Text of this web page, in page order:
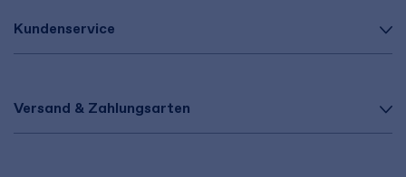
Kundenservice
Versand & Zahlungsarten